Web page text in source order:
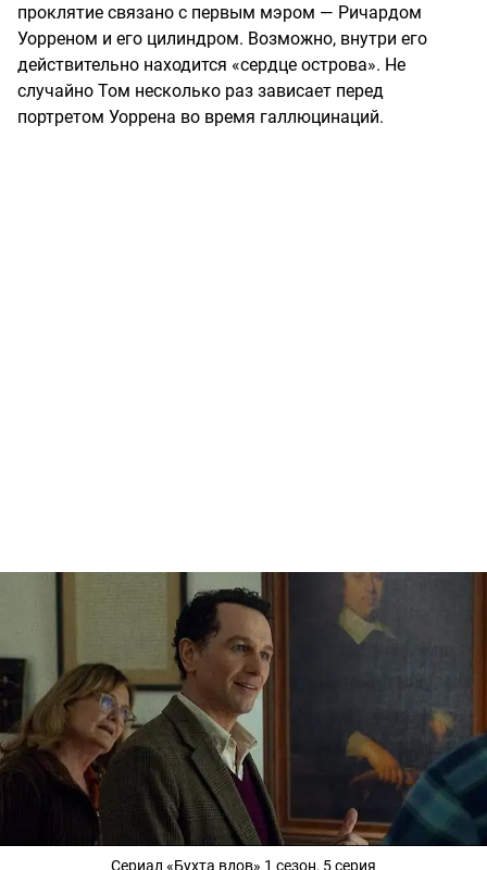
проклятие связано с первым мэром — Ричардом
Уорреном и его цилиндром. Возможно, внутри его
действительно находится «сердце острова». Не
случайно Том несколько раз зависает перед
портретом Уоррена во время галлюцинаций.
Сериал «Бухта вдов» 1 сезон, 5 серия